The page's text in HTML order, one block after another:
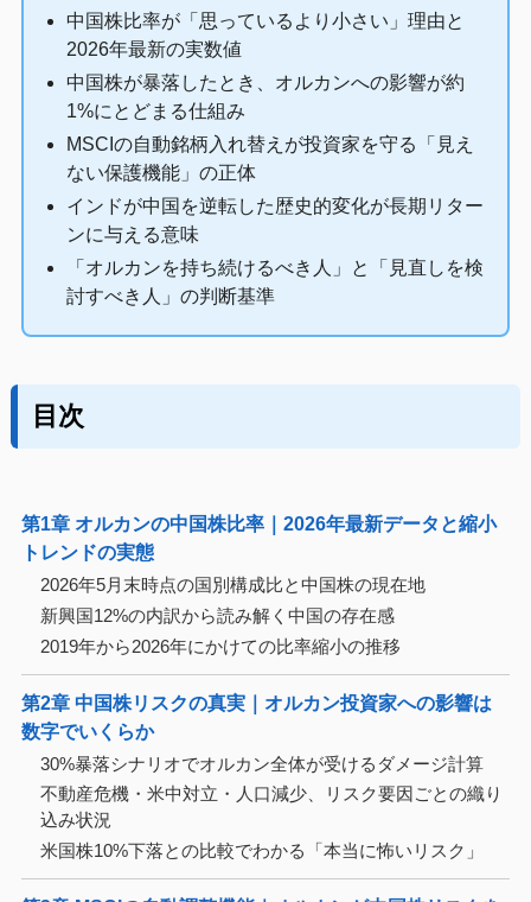
中国株比率が「思っているより小さい」理由と
2026年最新の実数値
中国株が暴落したとき、オルカンへの影響が約
1%にとどまる仕組み
MSCIの自動銘柄入れ替えが投資家を守る「見え
ない保護機能」の正体
インドが中国を逆転した歴史的変化が長期リター
ンに与える意味
「オルカンを持ち続けるべき人」と「見直しを検
討すべき人」の判断基準
目次
第1章 オルカンの中国株比率｜2026年最新データと縮小
トレンドの実態
2026年5月末時点の国別構成比と中国株の現在地
新興国12%の内訳から読み解く中国の存在感
2019年から2026年にかけての比率縮小の推移
第2章 中国株リスクの真実｜オルカン投資家への影響は
数字でいくらか
30%暴落シナリオでオルカン全体が受けるダメージ計算
不動産危機・米中対立・人口減少、リスク要因ごとの織り
込み状況
米国株10%下落との比較でわかる「本当に怖いリスク」